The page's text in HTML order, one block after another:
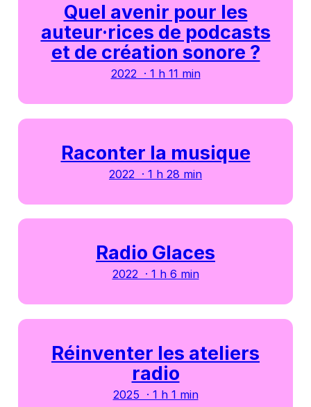
Quel avenir pour les
auteur·rices de podcasts
et de création sonore ?
2022 · 1 h 11 min
Raconter la musique
2022 · 1 h 28 min
Radio Glaces
2022 · 1 h 6 min
Réinventer les ateliers
radio
2025 · 1 h 1 min